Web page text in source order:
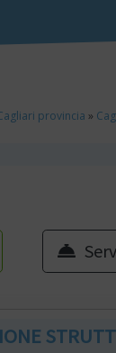
provincia »